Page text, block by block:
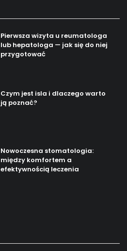
Pierwsza wizyta u reumatologa
lub hepatologa — jak się do niej
przygotować
Czym jest isla i dlaczego warto
ją poznać?
Nowoczesna stomatologia:
między komfortem a
efektywnością leczenia